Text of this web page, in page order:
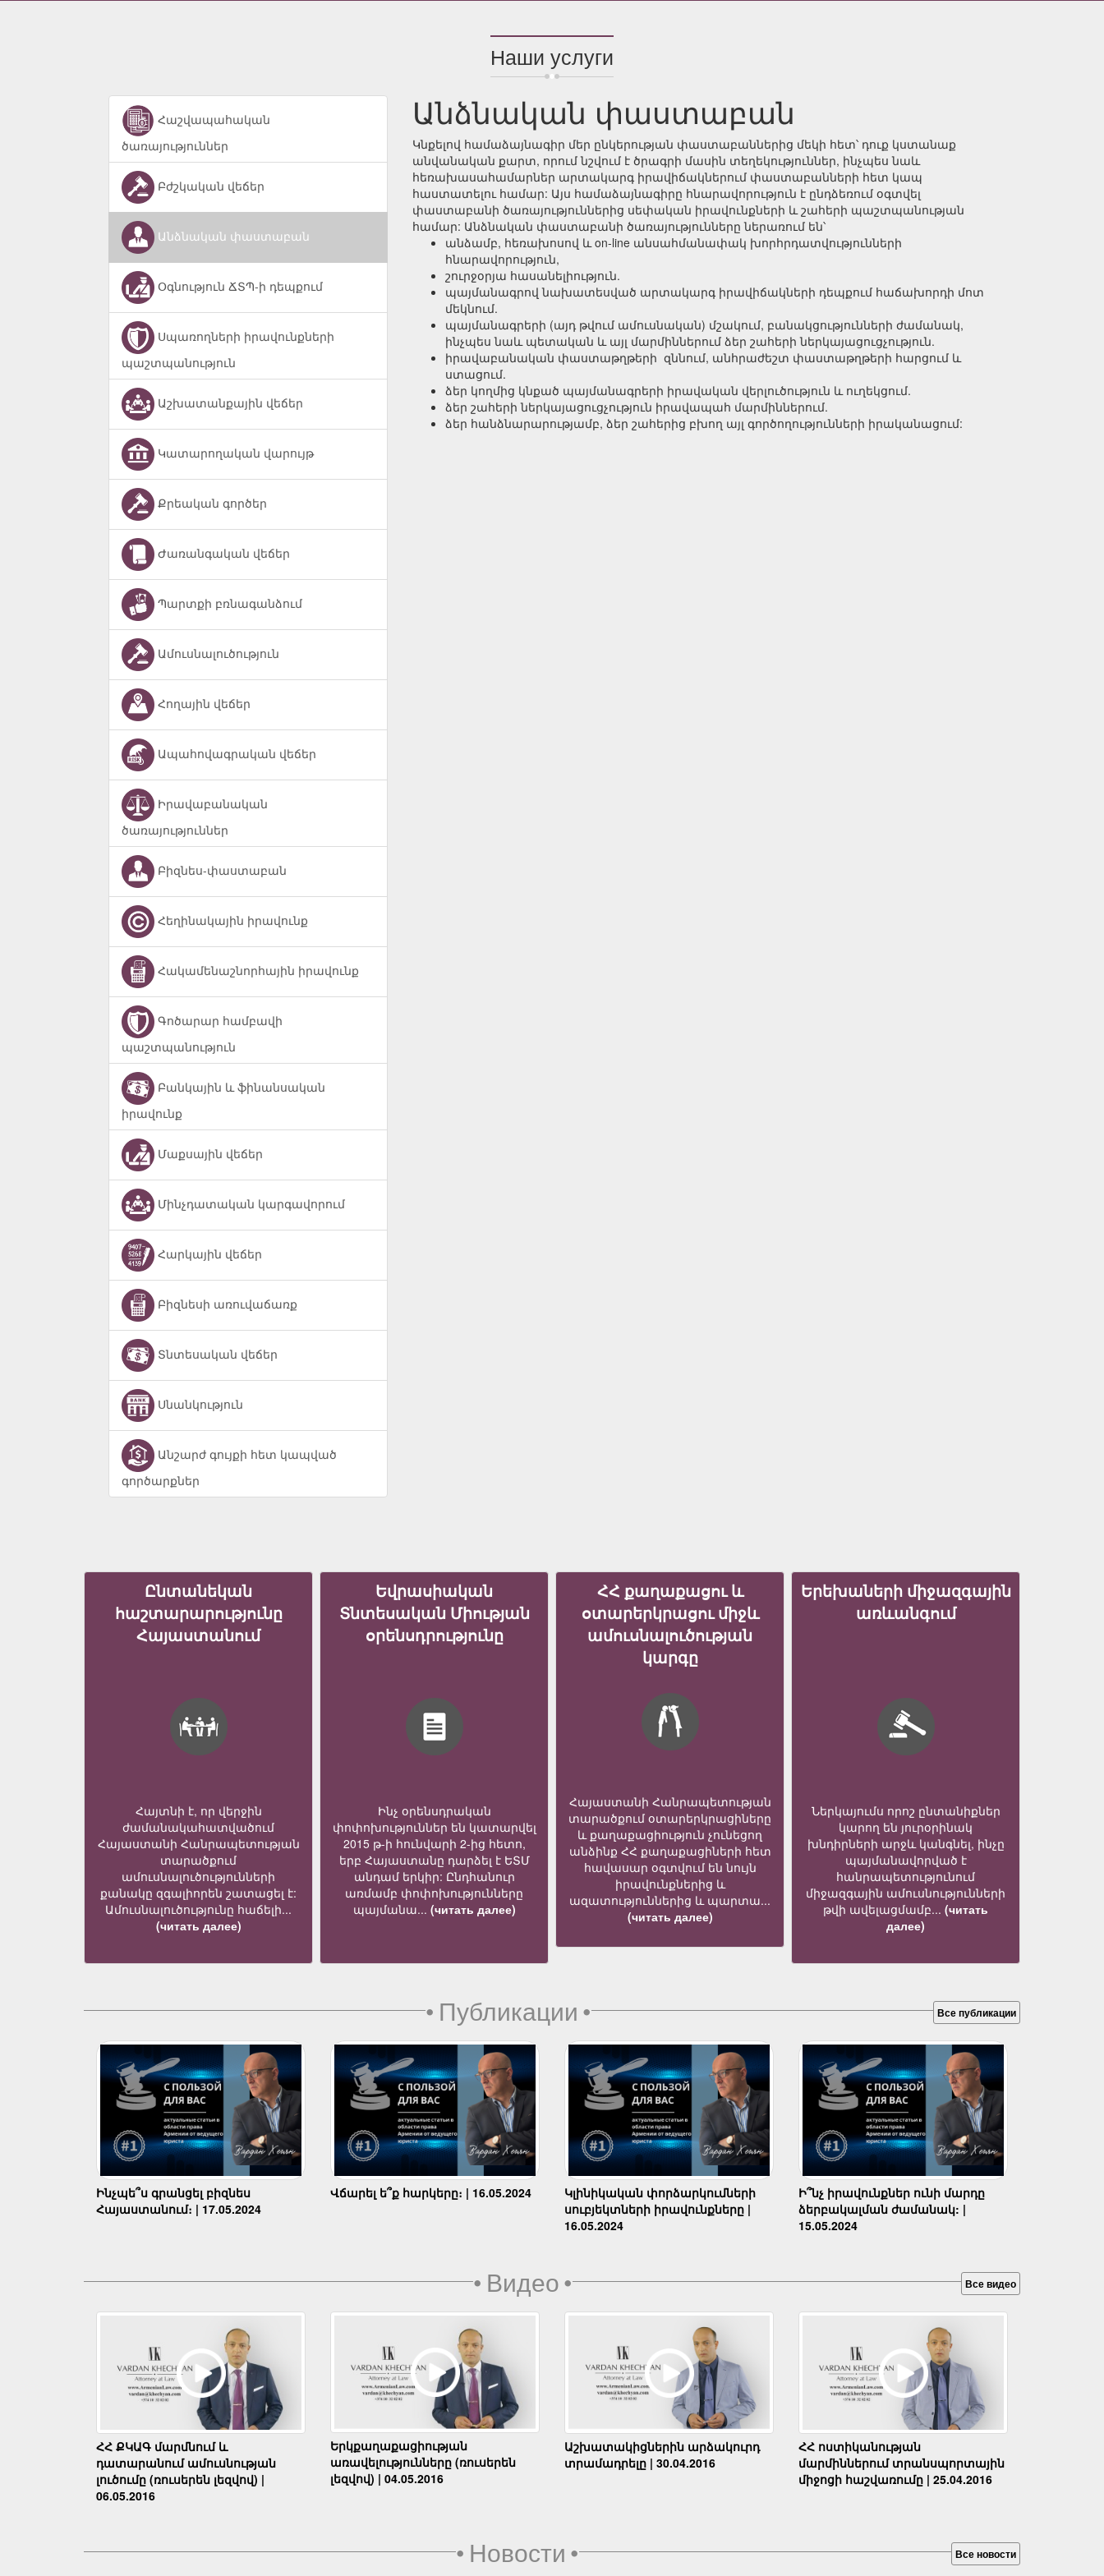
Наши услуги
Հաշվապահական
ծառայություններ
Բժշկական վեճեր
Անձնական փաստաբան
Օգնություն ՃՏՊ-ի դեպքում
Սպառողների իրավունքների
պաշտպանություն
Աշխատանքային վեճեր
Կատարողական վարույթ
Քրեական գործեր
Ժառանգական վեճեր
Պարտքի բռնագանձում
Ամուսնալուծություն
Հողային վեճեր
Ապահովագրական վեճեր
Իրավաբանական
ծառայություններ
Բիզնես-փաստաբան
Հեղինակային իրավունք
Հակամենաշնորհային իրավունք
Գոծարար համբավի
պաշտպանություն
Բանկային և ֆինանսական
իրավունք
Մաքսային վեճեր
Մինչդատական կարգավորում
Հարկային վեճեր
Բիզնեսի առուվաճառք
Տնտեսական վեճեր
Սնանկություն
Անշարժ գույքի հետ կապված
գործարքներ
Անձնական փաստաբան
Կնքելով համաձայնագիր մեր ընկերության փաստաբաններից մեկի հետ՝ դուք կստանաք
անվանական քարտ, որում նշվում է ծրագրի մասին տեղեկություններ, ինչպես նաև
հեռախասահամարներ արտակարգ իրավիճակներում փաստաբանների հետ կապ
հաստատելու համար: Այս համաձայնագիրը հնարավորություն է ընդձեռում օգտվել
փաստաբանի ծառայություններից սեփական իրավունքների և շահերի պաշտպանության
համար: Անձնական փաստաբանի ծառայությունները ներառում են՝
անձամբ, հեռախոսով և on-line անսահմանափակ խորհրդատվությունների
հնարավորություն,
շուրջօրյա հասանելիություն.
պայմանագրով նախատեսված արտակարգ իրավիճակների դեպքում հաճախորդի մոտ
մեկնում.
պայմանագրերի (այդ թվում ամուսնական) մշակում, բանակցությունների ժամանակ,
ինչպես նաև պետական և այլ մարմիններում ձեր շահերի ներկայացուցչություն.
իրավաբանական փաստաթղթերի զննում, անհրաժեշտ փաստաթղթերի հարցում և
ստացում.
ձեր կողմից կնքած պայմանագրերի իրավական վերլուծություն և ուղեկցում.
ձեր շահերի ներկայացուցչություն իրավապահ մարմիններում.
ձեր հանձնարարությամբ, ձեր շահերից բխող այլ գործողությունների իրականացում:
Ընտանեկան
հաշտարարությունը
Հայաստանում
Հայտնի է, որ վերջին
ժամանակահատվածում
Հայաստանի Հանրապետության
տարածքում
ամուսնալուծությունների
քանակը զգալիորեն շատացել է:
Ամուսնալուծությունը հաճելի...
(читать далее)
Եվրասիական
Տնտեսական Միության
օրենսդրությունը
Ինչ օրենսդրական
փոփոխություններ են կատարվել
2015 թ-ի հունվարի 2-ից հետո,
երբ Հայաստանը դարձել է ԵՏՄ
անդամ երկիր: Ընդհանուր
առմամբ փոփոխությունները
պայմանա... (читать далее)
ՀՀ քաղաքացու և
օտարերկրացու միջև
ամուսնալուծության
կարգը
Հայաստանի Հանրապետության
տարածքում օտարերկրացիները
և քաղաքացիություն չունեցող
անձինք ՀՀ քաղաքացիների հետ
հավասար օգտվում են նույն
իրավունքներից և
ազատություններից և պարտա...
(читать далее)
Երեխաների միջազգային
առևանգում
Ներկայումս որոշ ընտանիքներ
կարող են յուրօրինակ
խնդիրների արջև կանգնել, ինչը
պայմանավորված է
հանրապետությունում
միջազգային ամուսնությունների
թվի ավելացմամբ... (читать
далее)
• Публикации• Все публикации
Ինչպե՞ս գրանցել բիզնես
Հայաստանում։ | 17.05.2024
Վճարել ե՞ք հարկերը։ | 16.05.2024
Կլինիկական փորձարկումների
սուբյեկտների իրավունքները |
16.05.2024
Ի՞նչ իրավունքներ ունի մարդը
ձերբակալման ժամանակ: |
15.05.2024
• Видео• Все видео
ՀՀ ՔԿԱԳ մարմնում և
դատարանում ամուսնության
լուծումը (ռուսերեն լեզվով) |
06.05.2016
Երկքաղաքացիության
առավելությունները (ռուսերեն
լեզվով) | 04.05.2016
Աշխատակիցներին արձակուրդ
տրամադրելը | 30.04.2016
ՀՀ ոստիկանության
մարմիններում տրանսպորտային
միջոցի հաշվառումը | 25.04.2016
• Новости• Все новости